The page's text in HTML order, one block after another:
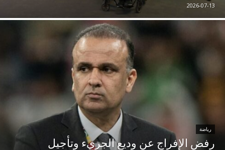
2026-07-13
رياضة
رفض الإفراج عن وديع الجريء وتأجيل